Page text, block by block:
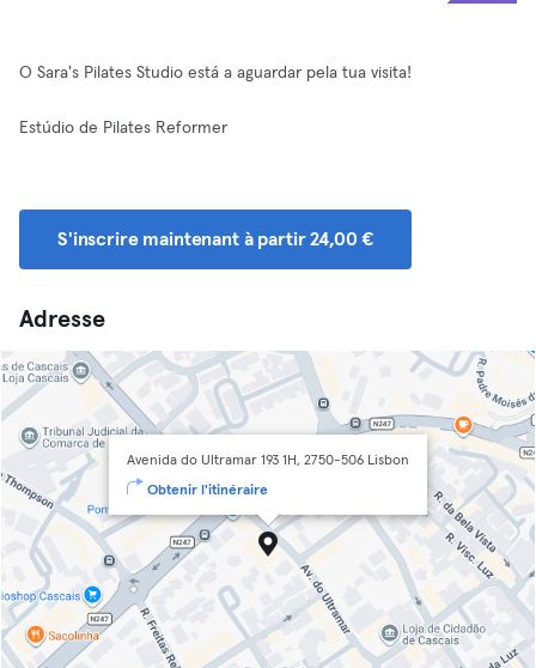
O Sara's Pilates Studio está a aguardar pela tua visita!
Estúdio de Pilates Reformer
S'inscrire maintenant à partir 24,00 €
Adresse
Avenida do Ultramar 193 1H, 2750-506 Lisbon
Obtenir l'itinéraire